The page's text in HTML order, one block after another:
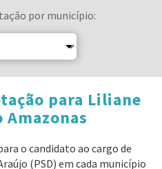
por município:
para Liliane
Amazonas
o candidato ao cargo de
(PSD) em cada município